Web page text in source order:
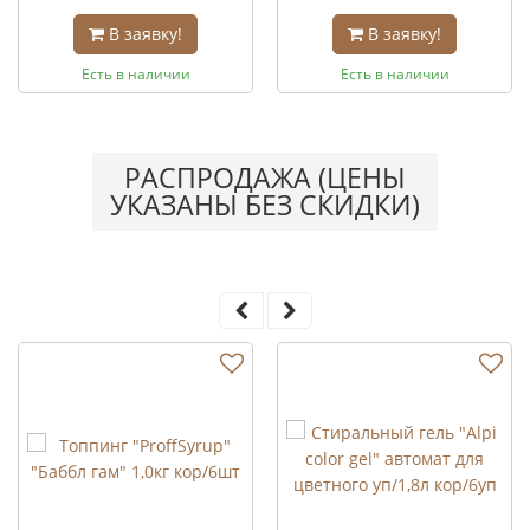
В заявку!
Есть в наличии
В заявку!
Есть в наличии
РАСПРОДАЖА (ЦЕНЫ
УКАЗАНЫ БЕЗ СКИДКИ)